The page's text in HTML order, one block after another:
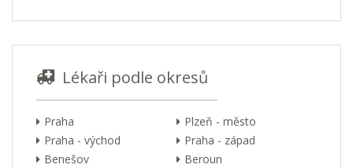
Lékaři podle okresů
Praha
Plzeň - město
Praha - východ
Praha - západ
Benešov
Beroun